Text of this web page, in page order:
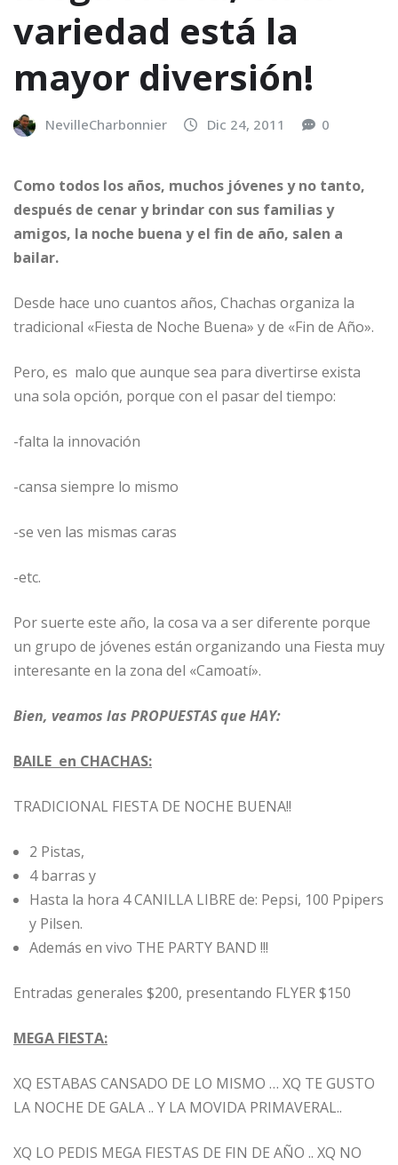
variedad está la
mayor diversión!
NevilleCharbonnier Dic 24, 2011 0
Como todos los años, muchos jóvenes y no tanto,
después de cenar y brindar con sus familias y
amigos, la noche buena y el fin de año, salen a
bailar.
Desde hace uno cuantos años, Chachas organiza la
tradicional «Fiesta de Noche Buena» y de «Fin de Año».
Pero, es malo que aunque sea para divertirse exista
una sola opción, porque con el pasar del tiempo:
-falta la innovación
-cansa siempre lo mismo
-se ven las mismas caras
-etc.
Por suerte este año, la cosa va a ser diferente porque
un grupo de jóvenes están organizando una Fiesta muy
interesante en la zona del «Camoatí».
Bien, veamos las PROPUESTAS que HAY:
BAILE en CHACHAS:
TRADICIONAL FIESTA DE NOCHE BUENA!!
2 Pistas,
4 barras y
Hasta la hora 4 CANILLA LIBRE de: Pepsi, 100 Ppipers
y Pilsen.
Además en vivo THE PARTY BAND !!!
Entradas generales $200, presentando FLYER $150
MEGA FIESTA:
XQ ESTABAS CANSADO DE LO MISMO … XQ TE GUSTO
LA NOCHE DE GALA .. Y LA MOVIDA PRIMAVERAL..
XQ LO PEDIS MEGA FIESTAS DE FIN DE AÑO .. XQ NO